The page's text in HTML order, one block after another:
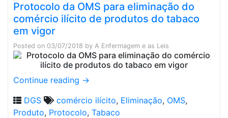
Protocolo da OMS para eliminação do
comércio ilícito de produtos do tabaco
em vigor
Posted on 03/07/2018 by A Enfermagem e as Leis
Continue reading →
DGS
comércio ilícito, Eliminação, OMS,
Produto, Protocolo, Tabaco